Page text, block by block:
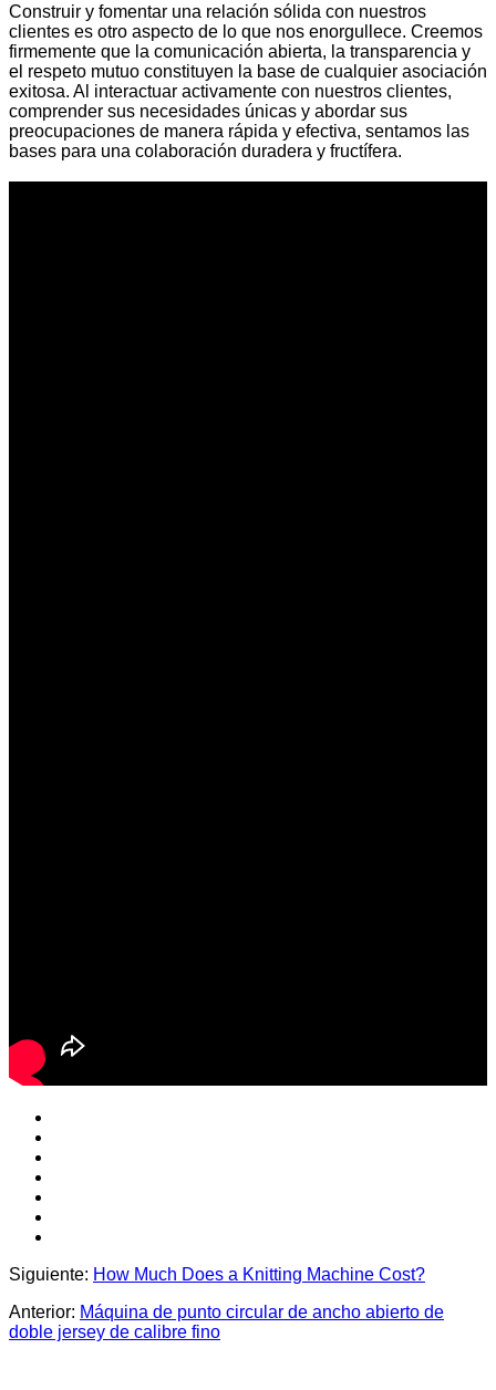
Construir y fomentar una relación sólida con nuestros
clientes es otro aspecto de lo que nos enorgullece. Creemos
firmemente que la comunicación abierta, la transparencia y
el respeto mutuo constituyen la base de cualquier asociación
exitosa. Al interactuar activamente con nuestros clientes,
comprender sus necesidades únicas y abordar sus
preocupaciones de manera rápida y efectiva, sentamos las
bases para una colaboración duradera y fructífera.
Siguiente: How Much Does a Knitting Machine Cost?
Anterior: Máquina de punto circular de ancho abierto de
doble jersey de calibre fino